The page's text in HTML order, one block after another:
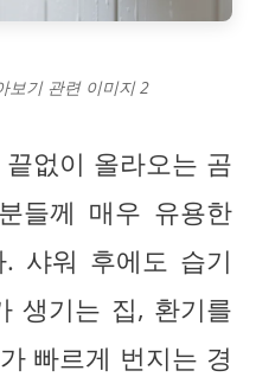
보기 관련 이미지 2
없이 올라오는 곰
들께 매우 유용한
샤워 후에도 습기
생기는 집, 환기를
빠르게 번지는 경